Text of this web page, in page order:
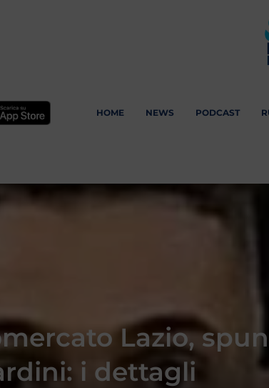
HOME NEWS PODCAST
Lazio,
i dettagli